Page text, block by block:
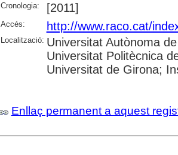
Cronologia: [2011]
Accés: http://www.raco.cat/
Localització: Universitat Autònoma
Universitat Politècnica
Universitat de Girona;
Enllaç permanent a aquest